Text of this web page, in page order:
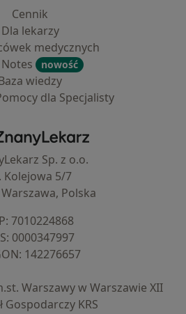
Cennik
Dla lekarzy
medycznych
nowość
wiedzy
dla Specjalisty
ZnanyLekarz - Strona główna
Sp. z o.o.
Kolejowa 5/7
Polska
⁠7010224868
⁠0000347997
⁠142276657
Warszawy w Warszawie XII
Gospodarczy KRS